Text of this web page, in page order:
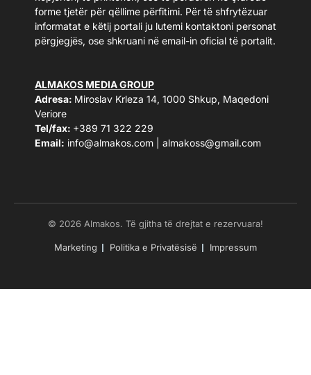
forme tjetër për qëllime përfitimi. Për të shfrytëzuar
informatat e këtij portali ju lutemi kontaktoni personat
përgjegjës, ose shkruani në email-in oficial të portalit.
ALMAKOS MEDIA GROUP
Adresa: Miroslav Krleza 14, 1000 Shkup, Maqedoni
Veriore
Tel/fax: +389 71 322 229
Email: info@almakos.com almakoss@gmail.com
© 2026 Almakos. Të gjitha të drejtat e rezervuara!
Marketing Politika e Privatësisë Impressum